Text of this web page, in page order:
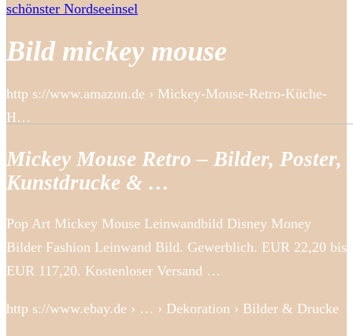
schönster Nordseeinsel
Bild mickey mouse
http s://www.amazon.de › Mickey-Mouse-Retro-Küche-
H…
Mickey Mouse Retro – Bilder, Poster,
Kunstdrucke & …
Pop Art Mickey Mouse Leinwandbild Disney Money
Bilder Fashion Leinwand Bild. Gewerblich. EUR 22,20 bis
EUR 117,20. Kostenloser Versand …
http s://www.ebay.de › … › Dekoration › Bilder & Drucke